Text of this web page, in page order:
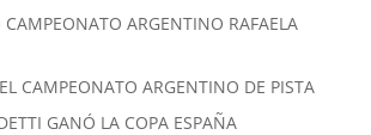
CAMPEONATO ARGENTINO RAFAELA
CAMPEONATO ARGENTINO DE PISTA
GANÓ LA COPA ESPAÑA